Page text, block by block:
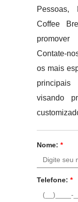
Coffee
Contate-
os mais
visando
Nome: *
Telefone: *